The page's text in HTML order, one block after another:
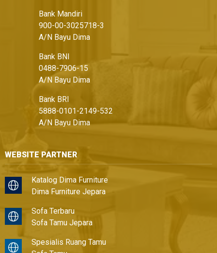
Bank Mandiri
900-00-3025718-3
A/N Bayu Dima
Bank BNI
0488-7906-15
A/N Bayu Dima
Bank BRI
5888-0101-2149-532
A/N Bayu Dima
WEBSITE PARTNER
Katalog Dima Furniture
Dima Furniture Jepara
Sofa Terbaru
Sofa Tamu Jepara
Spesialis Ruang Tamu